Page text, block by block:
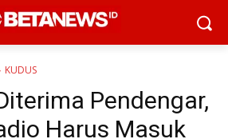
KUDUS
Pendengar,
Harus Masuk